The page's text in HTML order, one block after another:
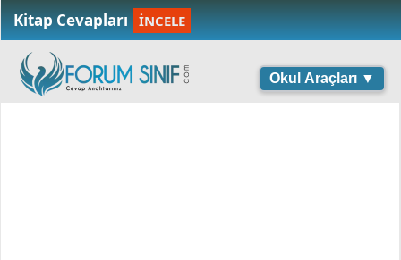
Kitap Cevapları İNCELE
Okul Araçları ▼